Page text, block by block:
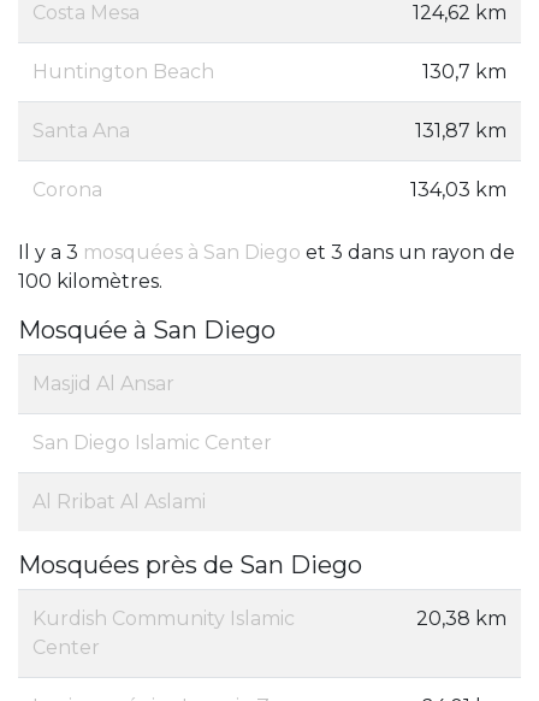
Costa Mesa 124,62 km
Huntington Beach 130,7 km
Santa Ana 131,87 km
Corona 134,03 km
Il y a 3 mosquées à San Diego et 3 dans un rayon de
100 kilomètres.
Mosquée à San Diego
Masjid Al Ansar
San Diego Islamic Center
Al Rribat Al Aslami
Mosquées près de San Diego
Kurdish Community Islamic
Center
20,38 km